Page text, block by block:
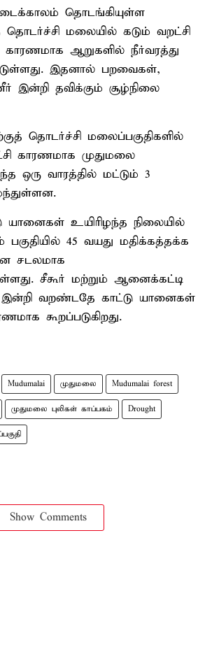
தொடங்கியுள்ள
தொடர்ச்சி மலையில் கடும் வறட்சி
காரணமாக ஆறுகளில் நீர்வரத்து
இதனால் பறவைகள்,
இன்றி தவிக்கும் சூழ்நிலை
தொடர்ச்சி மலைப்பகுதிகளில்
காரணமாக முதுமலை
ஒரு வாரத்தில் மட்டும் 3
யானைகள் உயிரிழந்த நிலையில்
45 வயது மதிக்கத்தக்க
சடலமாக
சீகூர் மற்றும் ஆனைக்கட்டி
வறண்டதே காட்டு யானைகள்
கூறப்படுகிறது.
Mudumalai முதுமலை Mudumalai forest
முதுமலை புலிகள் காப்பகம் Drought
Show Comments